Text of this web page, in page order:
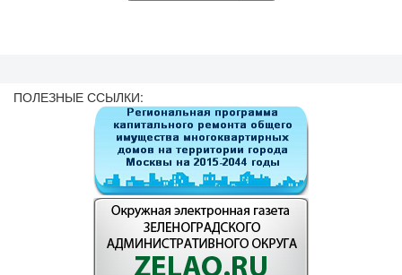
ПОЛЕЗНЫЕ ССЫЛКИ: